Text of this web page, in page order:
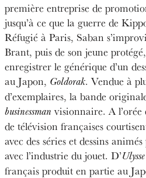
première entreprise de
jusqu’à ce que la guerre de
Réfugié à Paris, Saban
Brant, puis de son jeune
enregistrer le générique d’un
au Japon, Goldorak. Vendue à
d’exemplaires, la bande
businessman visionnaire. A l’orée
de télévision françaises
avec des séries et dessins
avec l’industrie du jouet. D’
français produit en partie au